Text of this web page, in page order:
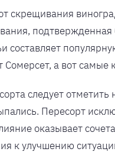
скрещивания
составляет
Сомерсет, а вот
следует
Пересорт
оказывает
к улучшению